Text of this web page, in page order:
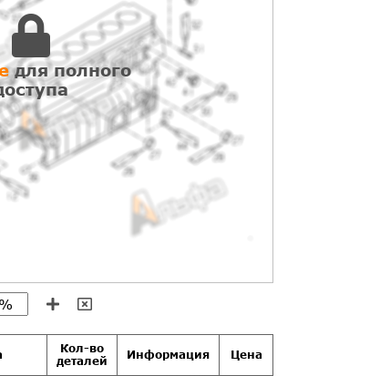
для полного
Кол-во
деталей
Информация Цена